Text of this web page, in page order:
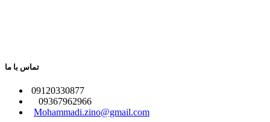
تماس با ما
​09120330877
09367962966
Mohammadi.zino@gmail.com